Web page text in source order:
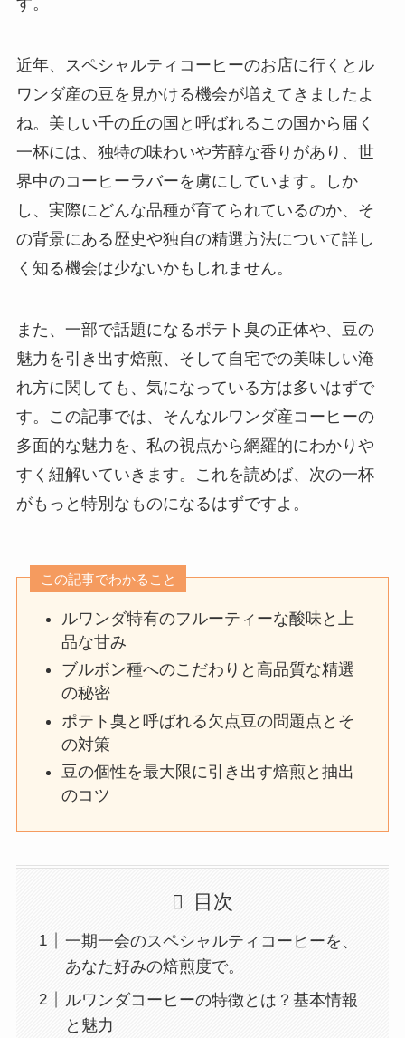
す。
近年、スペシャルティコーヒーのお店に行くとル
ワンダ産の豆を見かける機会が増えてきましたよ
ね。美しい千の丘の国と呼ばれるこの国から届く
一杯には、独特の味わいや芳醇な香りがあり、世
界中のコーヒーラバーを虜にしています。しか
し、実際にどんな品種が育てられているのか、そ
の背景にある歴史や独自の精選方法について詳し
く知る機会は少ないかもしれません。
また、一部で話題になるポテト臭の正体や、豆の
魅力を引き出す焙煎、そして自宅での美味しい淹
れ方に関しても、気になっている方は多いはずで
す。この記事では、そんなルワンダ産コーヒーの
多面的な魅力を、私の視点から網羅的にわかりや
すく紐解いていきます。これを読めば、次の一杯
がもっと特別なものになるはずですよ。
この記事でわかること
ルワンダ特有のフルーティーな酸味と上
品な甘み
ブルボン種へのこだわりと高品質な精選
の秘密
ポテト臭と呼ばれる欠点豆の問題点とそ
の対策
豆の個性を最大限に引き出す焙煎と抽出
のコツ
目次
一期一会のスペシャルティコーヒーを、
あなた好みの焙煎度で。
ルワンダコーヒーの特徴とは？基本情報
と魅力